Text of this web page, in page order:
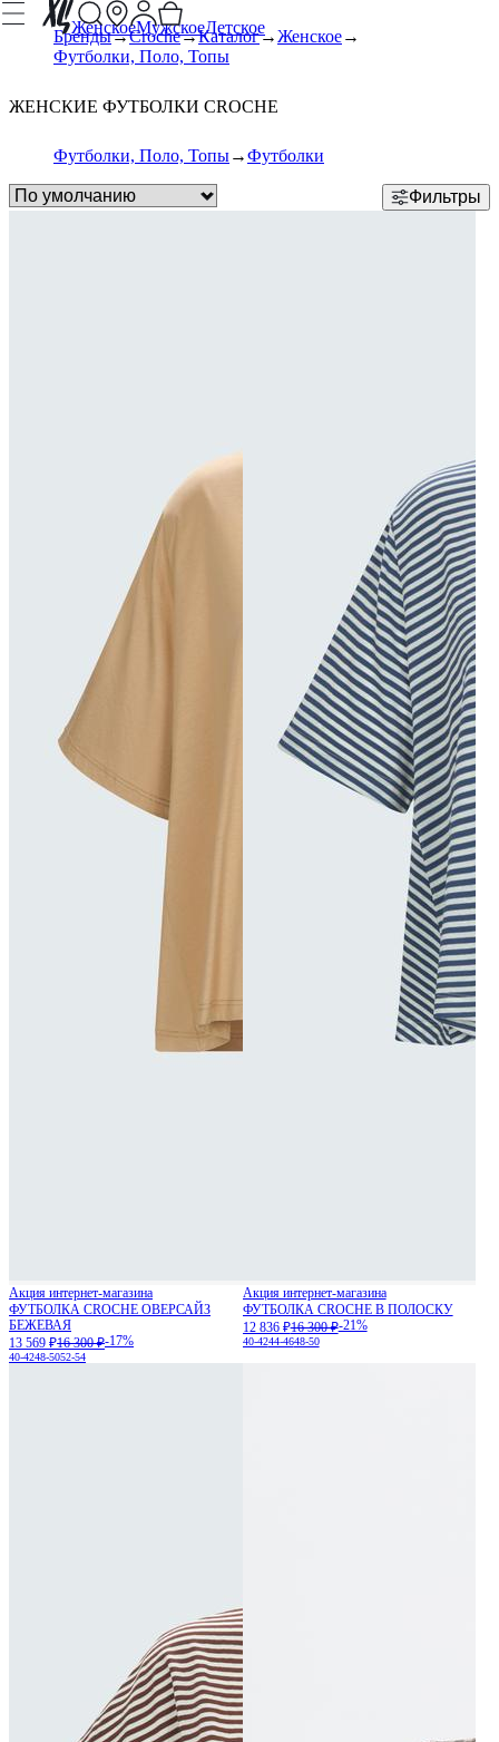
ЖенскоеМужскоеДетское
Бренды Croche Каталог
Женское
Футболки, Поло, Топы
ЖЕНСКИЕ ФУТБОЛКИ CROCHE
Футболки, Поло, Топы Футболки
Фильтры
Акция интернет-магазина
ФУТБОЛКА CROCHE ОВЕРСАЙЗ
БЕЖЕВАЯ
13 569 ₽16 300 ₽-17%
40-4248-5052-54
Акция интернет-магазина
ФУТБОЛКА CROCHE В ПОЛОСКУ
12 836 ₽16 300 ₽-21%
40-4244-4648-50